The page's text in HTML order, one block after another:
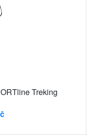
Treking